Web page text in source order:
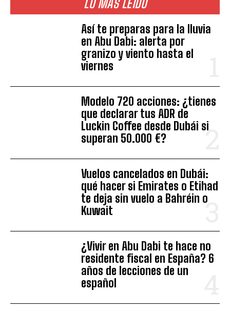
LO MÁS LEÍDO
Así te preparas para la lluvia
en Abu Dabi: alerta por
granizo y viento hasta el
viernes
Modelo 720 acciones: ¿tienes
que declarar tus ADR de
Luckin Coffee desde Dubái si
superan 50.000 €?
Vuelos cancelados en Dubái:
qué hacer si Emirates o Etihad
te deja sin vuelo a Bahréin o
Kuwait
¿Vivir en Abu Dabi te hace no
residente fiscal en España? 6
años de lecciones de un
español